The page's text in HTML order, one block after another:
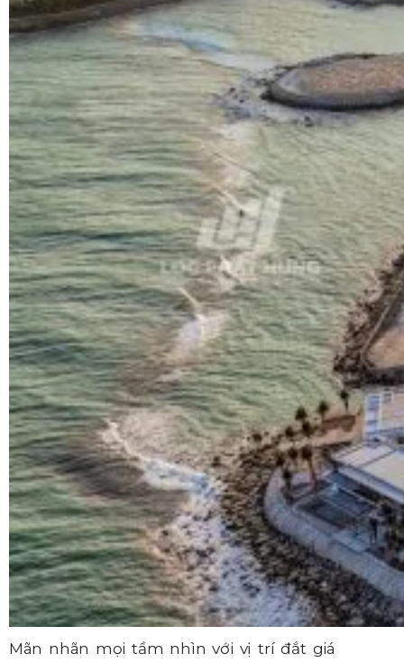
Mãn nhãn mọi tầm nhìn với vị trí đắt giá